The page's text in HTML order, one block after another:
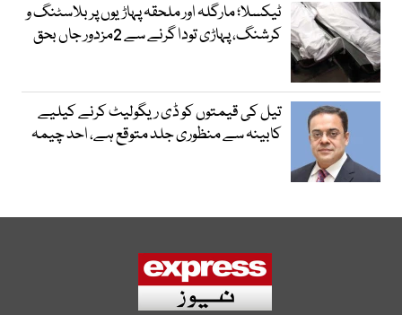
ٹیکسلا؛ مارگلہ اور ملحقہ پہاڑیوں پر بلاسٹنگ و
کرشنگ، پہاڑی تودا گرنے سے 2مزدور جاں بحق
تیل کی قیمتوں کو ڈی ریگولیٹ کرنے کیلیے
کابینہ سے منظوری جلد متوقع ہے، احد چیمہ